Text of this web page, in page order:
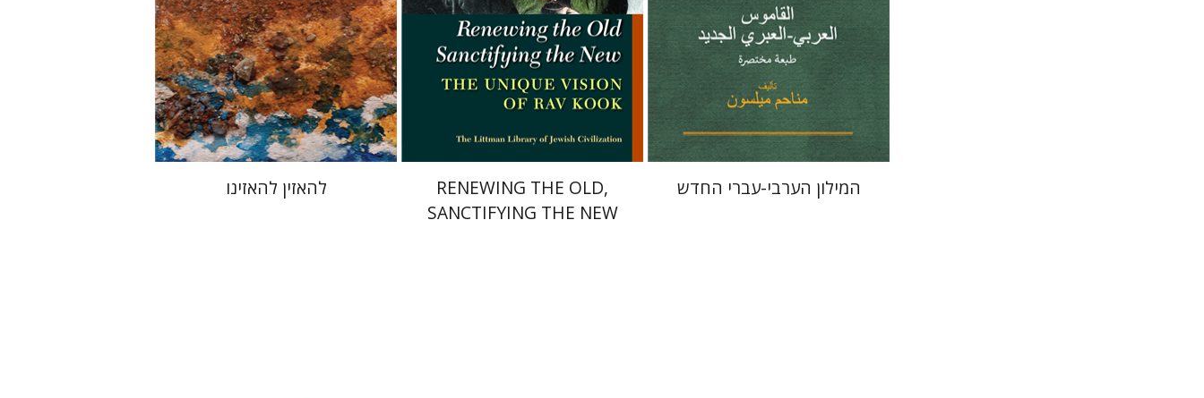
הנחת אתר ספר מודפס
$46
$41
המילון הערבי-עברי החדש
הנחת אתר ספר מודפס
$38
$34
RENEWING THE OLD,
SANCTIFYING THE NEW
הנחת אתר ספר מודפס
$53
$48
להאזין להאזינו